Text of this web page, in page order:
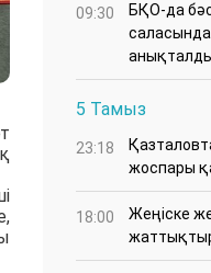
09:30
БҚО-да
5 Тамыз
23:18
жоспары
18:00
Жеңіске